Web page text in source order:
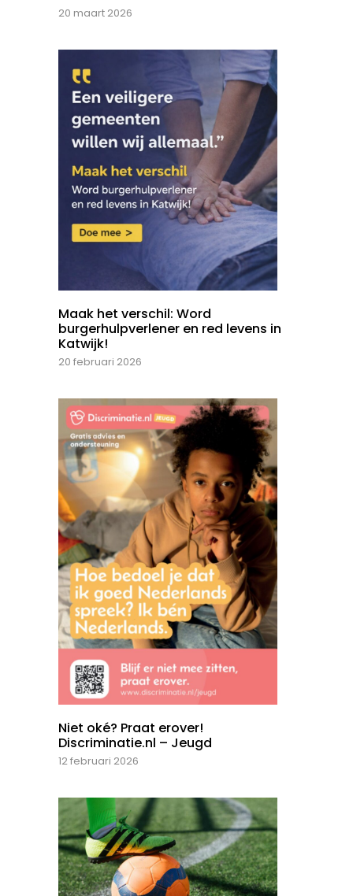
20 maart 2026
Maak het verschil: Word
burgerhulpverlener en red levens in
Katwijk!
20 februari 2026
Niet oké? Praat erover!
Discriminatie.nl – Jeugd
12 februari 2026